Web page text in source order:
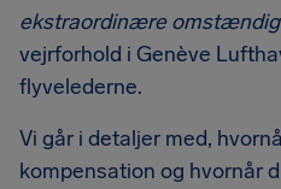
ekstraordinære
vejrforhold i Genève
flyvelederne.
Vi går i detaljer med,
kompensation og hvornår